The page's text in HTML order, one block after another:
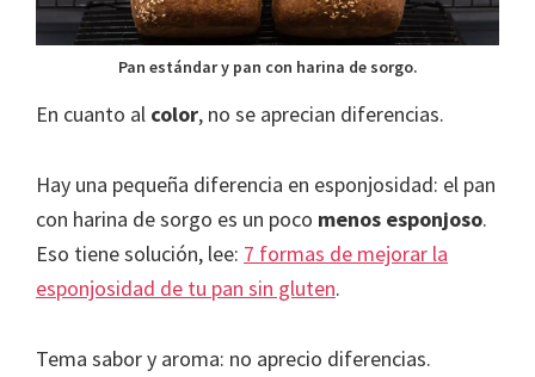
Pan estándar y pan con harina de sorgo.
En cuanto al color, no se aprecian diferencias.
Hay una pequeña diferencia en esponjosidad: el pan
con harina de sorgo es un poco menos esponjoso.
Eso tiene solución, lee: 7 formas de mejorar la
esponjosidad de tu pan sin gluten.
Tema sabor y aroma: no aprecio diferencias.